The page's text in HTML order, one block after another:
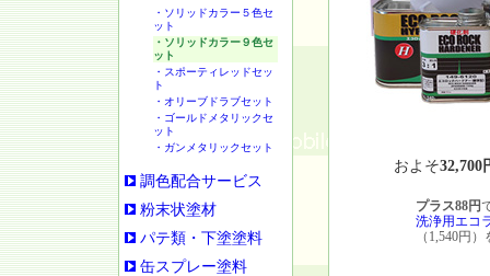
・ソリッドカラー５色セ
ット
・ソリッドカラー９色セ
ット
・スポーティレッドセッ
ト
・オリーブドラブセット
・ゴールドメタリックセ
ット
・ガンメタリックセット
調色配合サービス
粉末状塗材
パテ類・下塗塗料
缶スプレー塗料
およそ32,700
プラス88円
洗浄用エコ
（1,540円